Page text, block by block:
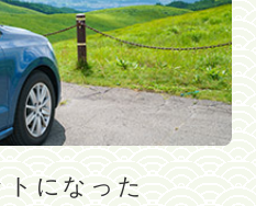
トになった